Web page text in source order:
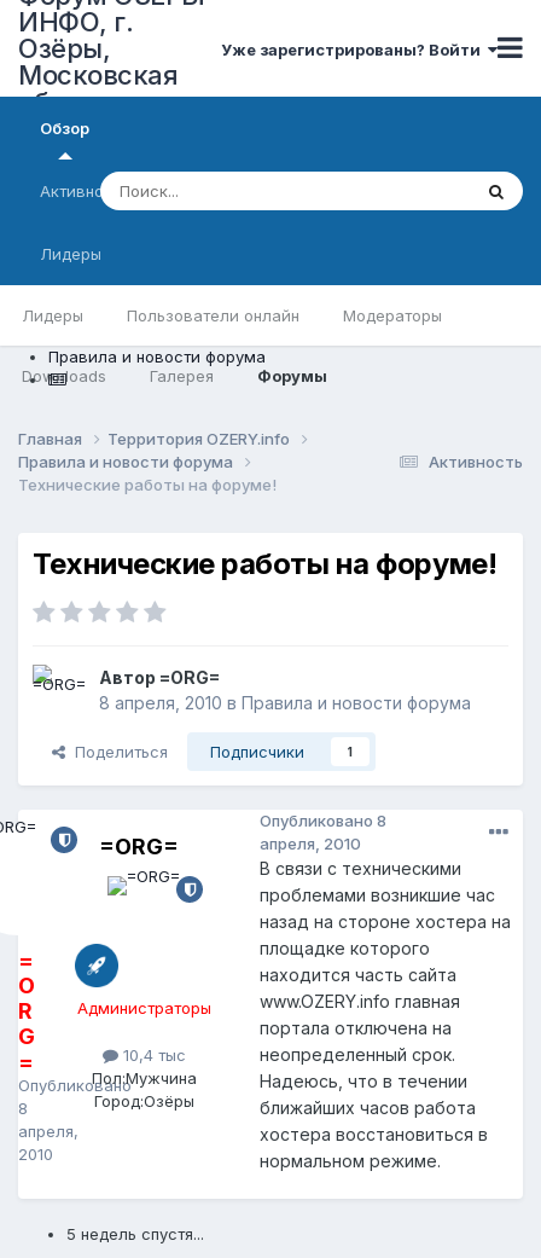
ИНФО, г.
Озёры,
Московская
область
Уже зарегистрированы? Войти
Обзор
Лидеры Пользователи онлайн Модераторы
Downloads Галерея Форумы
Активность
Лидеры
Правила и новости форума
Активность
Главная
Территория OZERY.info
Правила и новости форума
Технические работы на форуме!
Технические работы на форуме!
Автор =ORG=
8 апреля, 2010 в Правила и новости форума
Поделиться Подписчики 1
=
O
R
G
=
Опубликовано
8
апреля,
2010
=ORG=
Администраторы
10,4 тыс
Пол:Мужчина
Город:Озёры
Опубликовано 8
апреля, 2010
В связи с техническими
проблемами возникшие час
назад на стороне хостера на
площадке которого
находится часть сайта
www.OZERY.info главная
портала отключена на
неопределенный срок.
Надеюсь, что в течении
ближайших часов работа
хостера восстановиться в
нормальном режиме.
5 недель спустя...